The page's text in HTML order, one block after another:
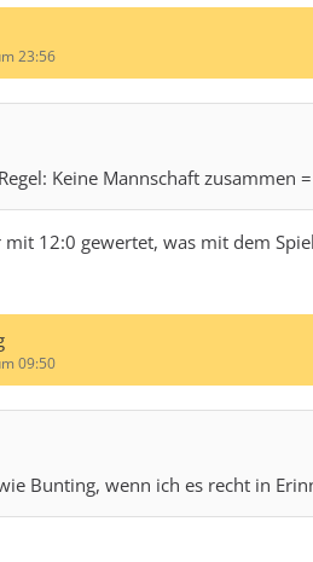
23:56
Keine Mannschaft zusammen
mit 12:0 gewertet, was mit dem
09:50
Bunting, wenn ich es recht in